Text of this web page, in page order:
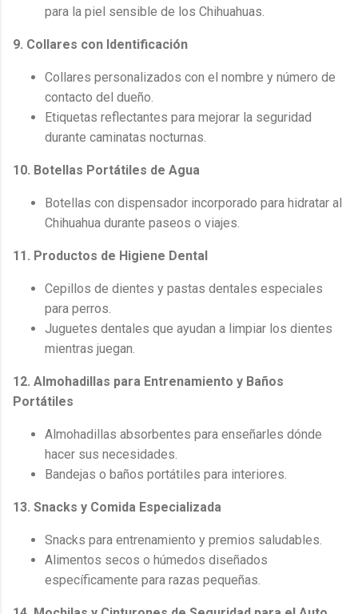
para la piel sensible de los Chihuahuas.
9. Collares con Identificación
Collares personalizados con el nombre y número de
contacto del dueño.
Etiquetas reflectantes para mejorar la seguridad
durante caminatas nocturnas.
10. Botellas Portátiles de Agua
Botellas con dispensador incorporado para hidratar al
Chihuahua durante paseos o viajes.
11. Productos de Higiene Dental
Cepillos de dientes y pastas dentales especiales
para perros.
Juguetes dentales que ayudan a limpiar los dientes
mientras juegan.
12. Almohadillas para Entrenamiento y Baños
Portátiles
Almohadillas absorbentes para enseñarles dónde
hacer sus necesidades.
Bandejas o baños portátiles para interiores.
13. Snacks y Comida Especializada
Snacks para entrenamiento y premios saludables.
Alimentos secos o húmedos diseñados
específicamente para razas pequeñas.